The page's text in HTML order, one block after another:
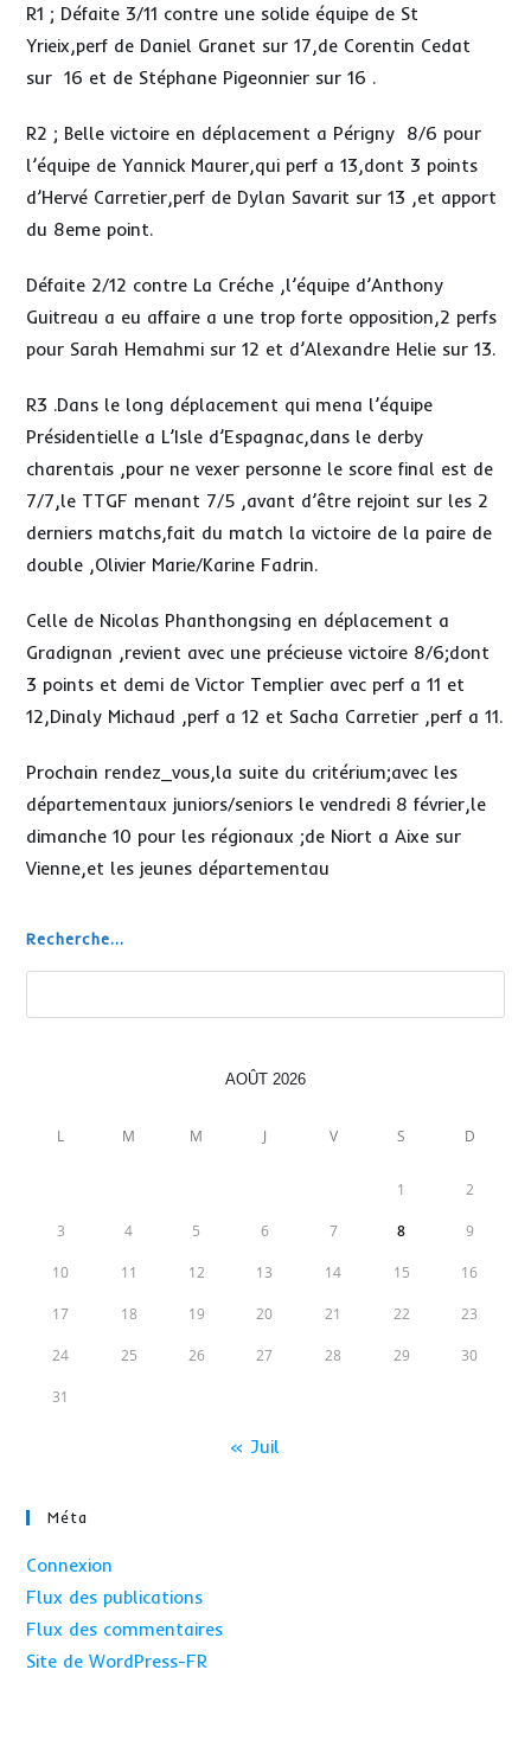
R1 ; Défaite 3/11 contre une solide équipe de St
Yrieix,perf de Daniel Granet sur 17,de Corentin Cedat
sur 16 et de Stéphane Pigeonnier sur 16 .
R2 ; Belle victoire en déplacement a Périgny 8/6 pour
l’équipe de Yannick Maurer,qui perf a 13,dont 3 points
d’Hervé Carretier,perf de Dylan Savarit sur 13 ,et apport
du 8eme point.
Défaite 2/12 contre La Créche ,l’équipe d’Anthony
Guitreau a eu affaire a une trop forte opposition,2 perfs
pour Sarah Hemahmi sur 12 et d’Alexandre Helie sur 13.
R3 .Dans le long déplacement qui mena l’équipe
Présidentielle a L’Isle d’Espagnac,dans le derby
charentais ,pour ne vexer personne le score final est de
7/7,le TTGF menant 7/5 ,avant d’être rejoint sur les 2
derniers matchs,fait du match la victoire de la paire de
double ,Olivier Marie/Karine Fadrin.
Celle de Nicolas Phanthongsing en déplacement a
Gradignan ,revient avec une précieuse victoire 8/6;dont
3 points et demi de Victor Templier avec perf a 11 et
12,Dinaly Michaud ,perf a 12 et Sacha Carretier ,perf a 11.
Prochain rendez_vous,la suite du critérium;avec les
départementaux juniors/seniors le vendredi 8 février,le
dimanche 10 pour les régionaux ;de Niort a Aixe sur
Vienne,et les jeunes départementau
Recherche...
AOÛT 2026
L M M J V S D
1 2
3 4 5 6 7 8 9
10 11 12 13 14 15 16
17 18 19 20 21 22 23
24 25 26 27 28 29 30
31
« Juil
Méta
Connexion
Flux des publications
Flux des commentaires
Site de WordPress-FR